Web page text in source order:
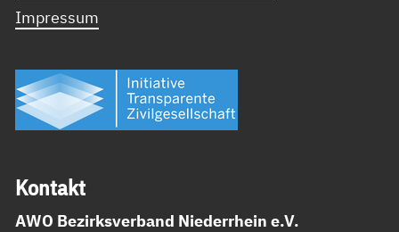
Impressum
Kon­takt
AWO Bezirksverband Niederrhein e.V.